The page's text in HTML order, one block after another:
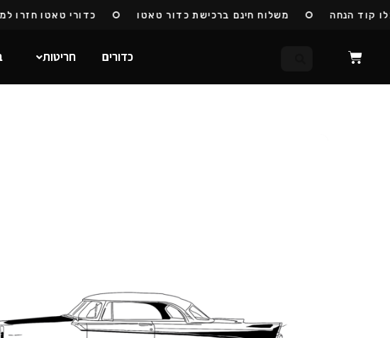
הנחה משלוח חינם ברכישת כדור טאטו כדורי טאטו חזרו
כדורים חריטות